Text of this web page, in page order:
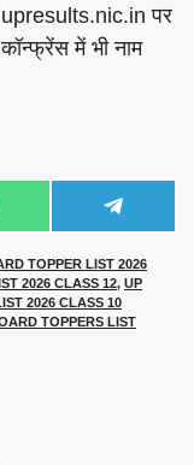
पर
में भी नाम
Share
on
e
e
g
a
TOPPER LIST 2026
2026 CLASS 12, UP
2026 CLASS 10
TOPPERS LIST